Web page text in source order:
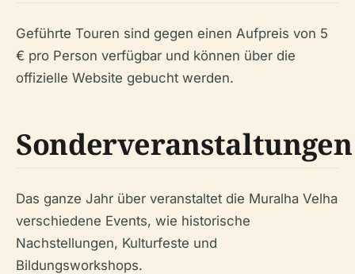
Geführte Touren sind gegen einen Aufpreis von 5
€ pro Person verfügbar und können über die
offizielle Website gebucht werden.
Sonderveranstaltungen
Das ganze Jahr über veranstaltet die Muralha Velha
verschiedene Events, wie historische
Nachstellungen, Kulturfeste und
Bildungsworkshops.